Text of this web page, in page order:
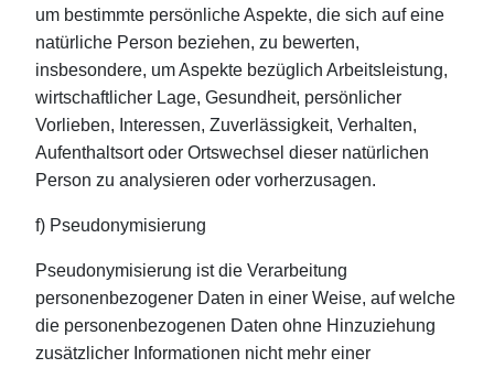
um bestimmte persönliche Aspekte, die sich auf eine
natürliche Person beziehen, zu bewerten,
insbesondere, um Aspekte bezüglich Arbeitsleistung,
wirtschaftlicher Lage, Gesundheit, persönlicher
Vorlieben, Interessen, Zuverlässigkeit, Verhalten,
Aufenthaltsort oder Ortswechsel dieser natürlichen
Person zu analysieren oder vorherzusagen.
f) Pseudonymisierung
Pseudonymisierung ist die Verarbeitung
personenbezogener Daten in einer Weise, auf welche
die personenbezogenen Daten ohne Hinzuziehung
zusätzlicher Informationen nicht mehr einer